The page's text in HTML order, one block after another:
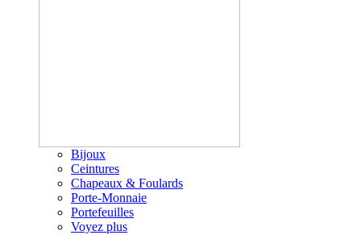
Bijoux
Ceintures
Chapeaux & Foulards
Porte-Monnaie
Portefeuilles
Voyez plus